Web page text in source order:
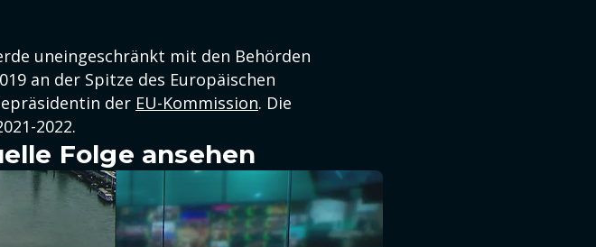
uneingeschränkt mit den Behörden
an der Spitze des Europäischen
der EU-Kommission. Die
2022.
Folge ansehen